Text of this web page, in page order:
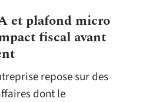
et plafond micro
fiscal avant
repose sur des
dont le